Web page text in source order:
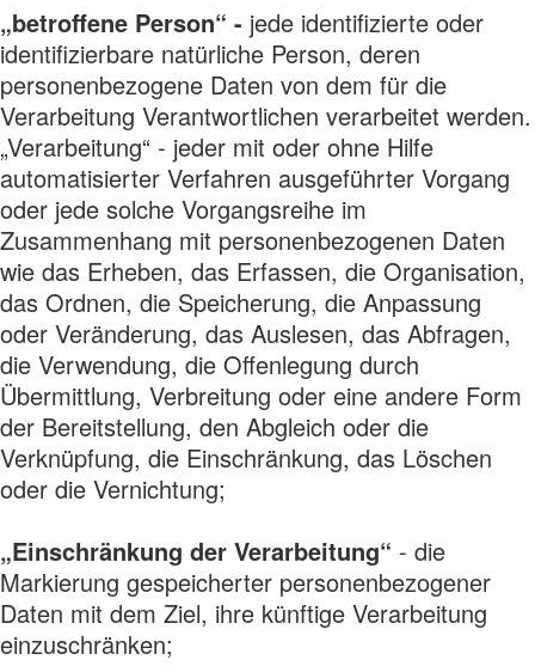
„betroffene Person“ - jede identifizierte oder
identifizierbare natürliche Person, deren
personenbezogene Daten von dem für die
Verarbeitung Verantwortlichen verarbeitet werden.
„Verarbeitung“ - jeder mit oder ohne Hilfe
automatisierter Verfahren ausgeführter Vorgang
oder jede solche Vorgangsreihe im
Zusammenhang mit personenbezogenen Daten
wie das Erheben, das Erfassen, die Organisation,
das Ordnen, die Speicherung, die Anpassung
oder Veränderung, das Auslesen, das Abfragen,
die Verwendung, die Offenlegung durch
Übermittlung, Verbreitung oder eine andere Form
der Bereitstellung, den Abgleich oder die
Verknüpfung, die Einschränkung, das Löschen
oder die Vernichtung;
„Einschränkung der Verarbeitung“ - die
Markierung gespeicherter personenbezogener
Daten mit dem Ziel, ihre künftige Verarbeitung
einzuschränken;